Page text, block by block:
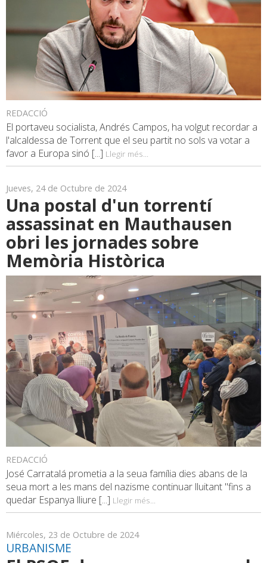
REDACCIÓ
El portaveu socialista, Andrés Campos, ha volgut recordar a
l'alcaldessa de Torrent que el seu partit no sols va votar a
favor a Europa sinó [...] Llegir més...
Jueves, 24 de Octubre de 2024
Una postal d'un torrentí
assassinat en Mauthausen
obri les jornades sobre
Memòria Històrica
REDACCIÓ
José Carratalá prometia a la seua família dies abans de la
seua mort a les mans del nazisme continuar lluitant "fins a
quedar Espanya lliure [...] Llegir més...
Miércoles, 23 de Octubre de 2024
URBANISME